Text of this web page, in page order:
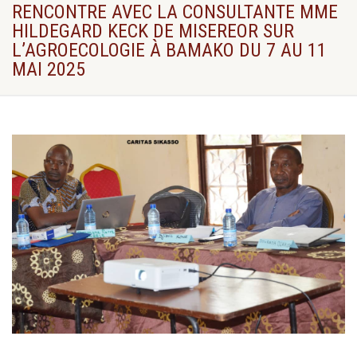
RENCONTRE AVEC LA CONSULTANTE MME
HILDEGARD KECK DE MISEREOR SUR
L’AGROECOLOGIE À BAMAKO DU 7 AU 11
MAI 2025